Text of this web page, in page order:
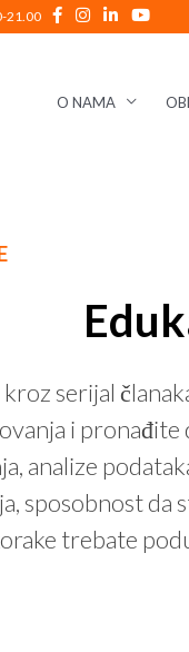
21.00
O NAMA
kroz serijal
i
analize
sposobnost da
trebate